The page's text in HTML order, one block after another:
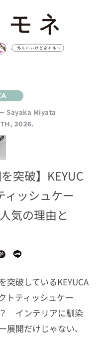
Sayaka Miyata
2026.
突破】KEYUC
ィッシュケー
気の理由と
突破しているKEYUCA
トティッシュケー
インテリアに馴染
展開だけじゃない、